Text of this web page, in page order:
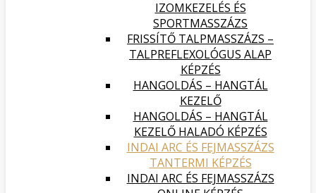
IZOMKEZELÉS ÉS
SPORTMASSZÁZS
FRISSÍTŐ TALPMASSZÁZS –
TALPREFLEXOLÓGUS ALAP
KÉPZÉS
HANGOLDÁS – HANGTÁL
KEZELŐ
HANGOLDÁS – HANGTÁL
KEZELŐ HALADÓ KÉPZÉS
INDAI ARC ÉS FEJMASSZÁZS
TANTERMI KÉPZÉS
INDAI ARC ÉS FEJMASSZÁZS